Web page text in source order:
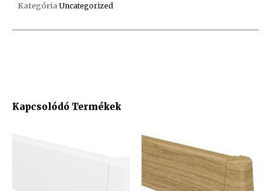
Kapcsolódó Termékek
Kategória Uncategorized